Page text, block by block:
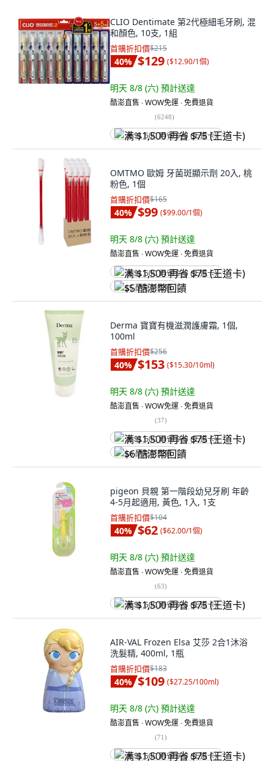
CLIO Dentimate 第2代極細毛牙刷, 混
和顏色, 10支, 1組
首購折扣價$215
40% $129 ($12.90/1個)
明天 8/8 (六) 預計送達
酷澎直售 ∙ WOW免運 ∙ 免費退貨
(6248)
满 $1,500 再省 $75 (王道卡)
OMTMO 歐姆 牙菌斑顯示劑 20入, 桃
粉色, 1個
首購折扣價$165
40% $99 ($99.00/1個)
明天 8/8 (六) 預計送達
酷澎直售 ∙ WOW免運 ∙ 免費退貨
满 $1,500 再省 $75 (王道卡)
$5 酷澎幣回饋
Derma 寶寶有機滋潤護膚霜, 1個,
100ml
首購折扣價$256
40% $153 ($15.30/10ml)
明天 8/8 (六) 預計送達
酷澎直售 ∙ WOW免運 ∙ 免費退貨
(37)
满 $1,500 再省 $75 (王道卡)
$6 酷澎幣回饋
pigeon 貝親 第一階段幼兒牙刷 年齡
4-5月起適用, 黃色, 1入, 1支
首購折扣價$104
40% $62 ($62.00/1個)
明天 8/8 (六) 預計送達
酷澎直售 ∙ WOW免運 ∙ 免費退貨
(63)
满 $1,500 再省 $75 (王道卡)
AIR-VAL Frozen Elsa 艾莎 2合1沐浴
洗髮精, 400ml, 1瓶
首購折扣價$183
40% $109 ($27.25/100ml)
明天 8/8 (六) 預計送達
酷澎直售 ∙ WOW免運 ∙ 免費退貨
(71)
满 $1,500 再省 $75 (王道卡)